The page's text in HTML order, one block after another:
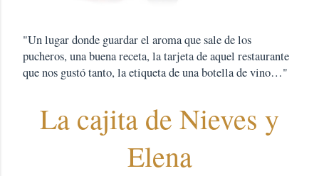
"Un lugar donde guardar el aroma que sale de los
pucheros, una buena receta, la tarjeta de aquel restaurante
que nos gustó tanto, la etiqueta de una botella de vino…"
La cajita de Nieves y
Elena